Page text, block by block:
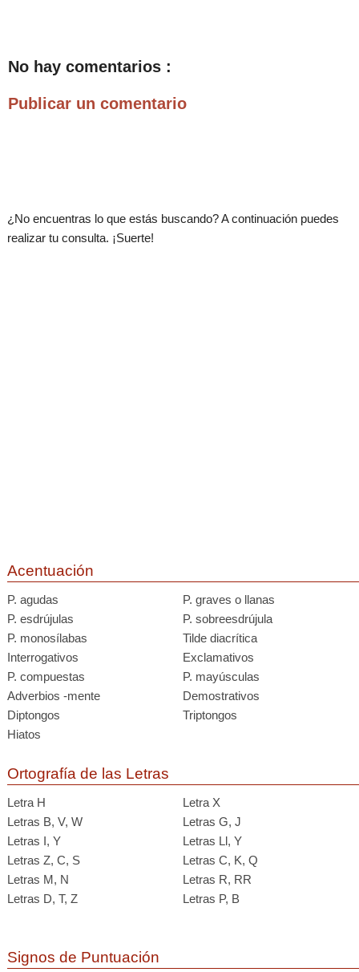
No hay comentarios :
Publicar un comentario
¿No encuentras lo que estás buscando? A continuación puedes
realizar tu consulta. ¡Suerte!
Acentuación
P. agudas
P. graves o llanas
P. esdrújulas
P. sobreesdrújula
P. monosílabas
Tilde diacrítica
Interrogativos
Exclamativos
P. compuestas
P. mayúsculas
Adverbios -mente
Demostrativos
Diptongos
Triptongos
Hiatos
Ortografía de las Letras
Letra H
Letra X
Letras B, V, W
Letras G, J
Letras I, Y
Letras Ll, Y
Letras Z, C, S
Letras C, K, Q
Letras M, N
Letras R, RR
Letras D, T, Z
Letras P, B
Signos de Puntuación